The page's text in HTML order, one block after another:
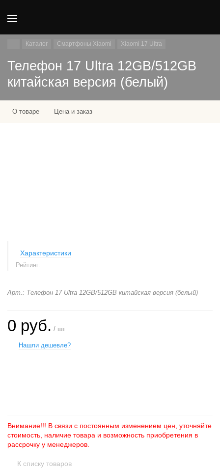
Каталог Смартфоны Xiaomi Xiaomi 17 Ultra
Телефон 17 Ultra 12GB/512GB
китайская версия (белый)
О товаре Цена и заказ
Характеристики
Рейтинг:
Арт.: Телефон 17 Ultra 12GB/512GB китайская версия (белый)
0 руб. / шт
Нашли дешевле?
Внимание!!! В связи с постоянным изменением цен, уточняйте
стоимость, наличие товара и возможность приобретения в
рассрочку у менеджеров.
К списку товаров